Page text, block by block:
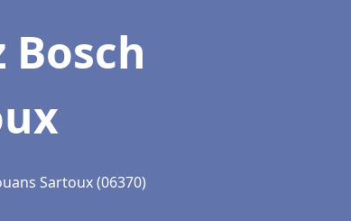
Sartoux (06370)